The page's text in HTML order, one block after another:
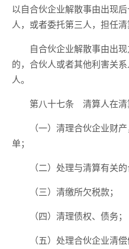
以自合伙企业解散事由出现
人，或者委托第三人，担任清
自合伙企业解散事由出现
的，合伙人或者其他利害关
人。
第八十七条 清算人在清算
（一）清理合伙企业财产
单；
（二）处理与清算有关的
（三）清缴所欠税款；
（四）清理债权、债务；
（五）处理合伙企业清偿